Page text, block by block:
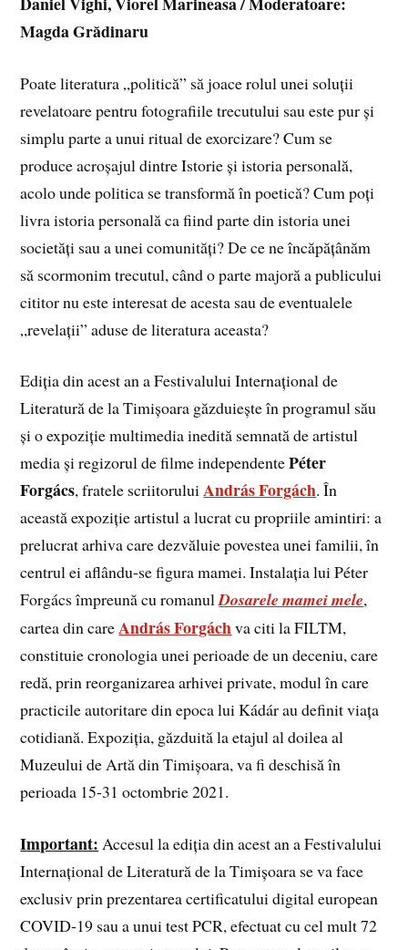
Magda Grădinaru
Poate literatura „politică” să joace rolul unei soluții
revelatoare pentru fotografiile trecutului sau este pur și
simplu parte a unui ritual de exorcizare? Cum se
produce acroșajul dintre Istorie și istoria personală,
acolo unde politica se transformă în poetică? Cum poți
livra istoria personală ca fiind parte din istoria unei
societăți sau a unei comunități? De ce ne încăpățânăm
să scormonim trecutul, când o parte majoră a publicului
cititor nu este interesat de acesta sau de eventualele
„revelații” aduse de literatura aceasta?
Ediția din acest an a Festivalului Internațional de
Literatură de la Timișoara găzduiește în programul său
și o expoziție multimedia inedită semnată de artistul
media și regizorul de filme independentePéter
Forgács, fratele scriitoruluiAndrás Forgách. În
această expoziţie artistul a lucrat cu propriile amintiri: a
prelucrat arhiva care dezvăluie povestea unei familii, în
centrul ei aflându-se figura mamei. Instalaţia lui Péter
Forgács împreună cu romanulDosarele mameimele,
cartea din careAndrás Forgáchva citi la FILTM,
constituie cronologia unei perioade de un deceniu, care
redă, prin reorganizarea arhivei private, modul în care
practicile autoritare din epoca lui Kádár au definit viaţa
cotidiană. Expoziţia, găzduită la etajul al doilea al
Muzeului de Artă din Timișoara, va fi deschisă în
perioada 15-31 octombrie 2021.
Important: Accesul la ediția din acest an a Festivalului
Internațional de Literatură de la Timișoara se va face
exclusiv prin prezentarea certificatului digital european
COVID-19 sau a unui test PCR, efectuat cu cel mult 72